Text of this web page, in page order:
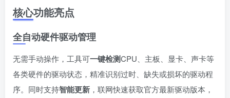
核心功能亮点
全自动硬件驱动管理
无需手动操作，工具可一键检测CPU、主板、显卡、声卡等
各类硬件的驱动状态，精准识别过时、缺失或损坏的驱动程
序。同时支持智能更新 ，联网快速获取官方最新驱动版本，